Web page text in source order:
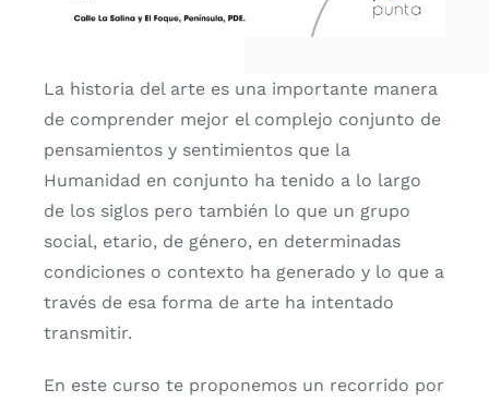
La historia del arte es una importante manera
de comprender mejor el complejo conjunto de
pensamientos y sentimientos que la
Humanidad en conjunto ha tenido a lo largo
de los siglos pero también lo que un grupo
social, etario, de género, en determinadas
condiciones o contexto ha generado y lo que a
través de esa forma de arte ha intentado
transmitir.
En este curso te proponemos un recorrido por